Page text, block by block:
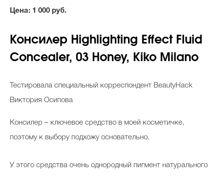
Цена: 1 000 руб.
Консилер Highlighting Effect Fluid
Concealer, 03 Honey, Kiko Milano
Тестировала специальный корреспондент BeautyHack
Виктория Осипова
Консилер – ключевое средство в моей косметичке,
поэтому к выбору подхожу основательно.
У этого средства очень однородный пигмент натурального